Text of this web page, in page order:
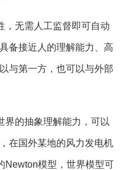
，无需人工监督即可自动
备接近人的理解能力、高
与第一方，也可以与外部
界的抽象理解能力，可以
在国外某地的风力发电机
Newton模型，世界模型可